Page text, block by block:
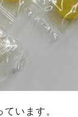
います。